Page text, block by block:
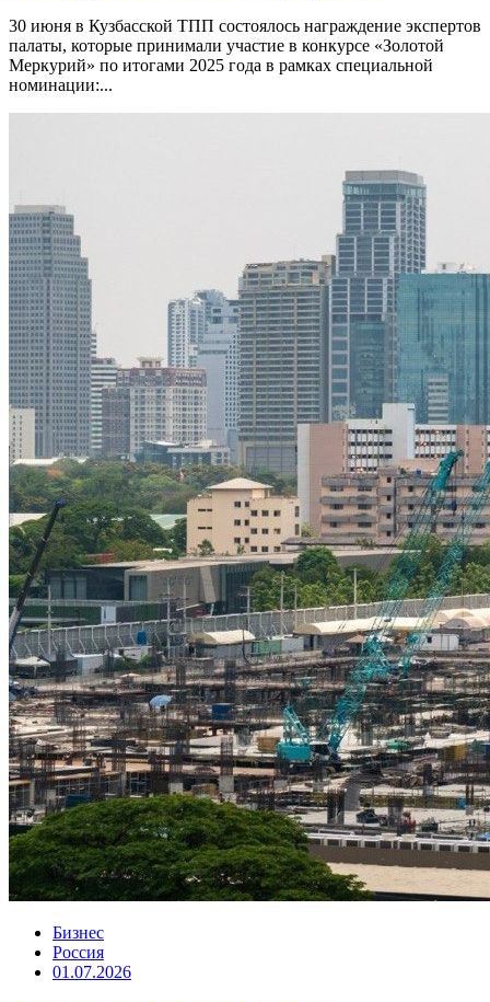
30 июня в Кузбасской ТПП состоялось награждение экспертов
палаты, которые принимали участие в конкурсе «Золотой
Меркурий» по итогами 2025 года в рамках специальной
номинации:...
Бизнес
Россия
01.07.2026